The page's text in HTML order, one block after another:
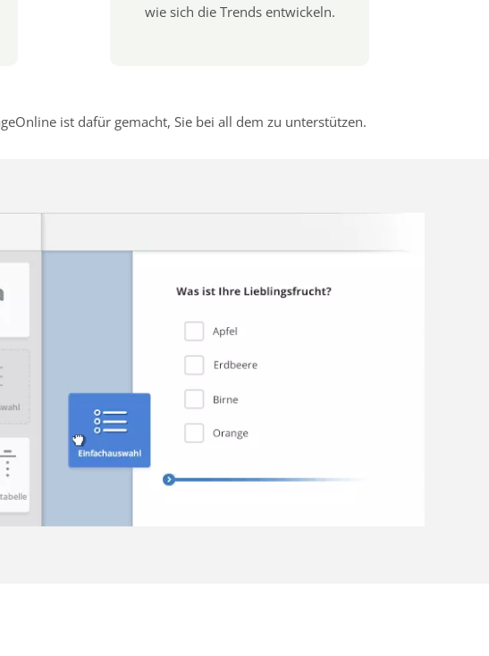
wie sich die Trends entwickeln.
ist dafür gemacht, Sie bei all dem zu unterstützen.